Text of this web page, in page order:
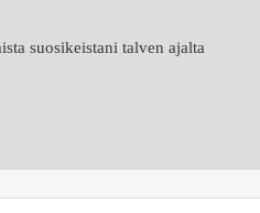
suosikeistani talven ajalta